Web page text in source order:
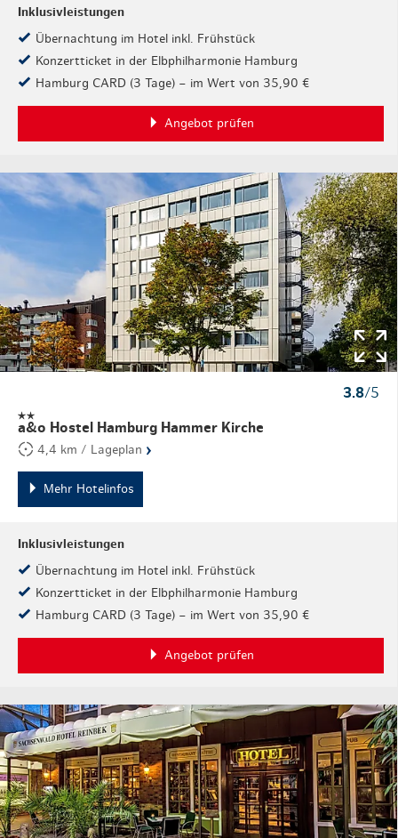
Inklusivleistungen
Übernachtung im Hotel inkl. Frühstück
Konzertticket in der Elbphilharmonie Hamburg
Hamburg CARD (3 Tage) – im Wert von 35,90 €
Angebot prüfen
3.8/5
a&o Hostel Hamburg Hammer Kirche
4,4 km / Lageplan ›
Mehr Hotelinfos
Inklusivleistungen
Übernachtung im Hotel inkl. Frühstück
Konzertticket in der Elbphilharmonie Hamburg
Hamburg CARD (3 Tage) – im Wert von 35,90 €
Angebot prüfen